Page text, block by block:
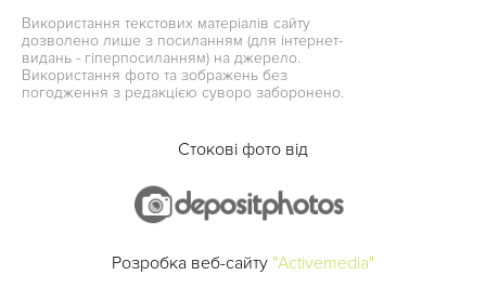
Використання текстових матеріалів сайту
дозволено лише з посиланням (для інтернет-
видань - гіперпосиланням) на джерело.
Використання фото та зображень без
погодження з редакцією суворо заборонено.
Стокові фото від
Розробка веб-сайту "Activemedia"